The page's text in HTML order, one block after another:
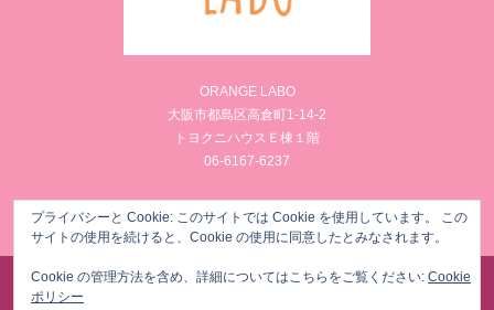
ORANGE LABO
大阪市都島区高倉町1-14-2
トヨクニハウスＥ棟１階
06-6167-6237
Facebook
Instagram
©様々な女性のからだのお悩みを筋膜リリースでメンテナンス ORANGE LABO . All Rights
プライバシーと Cookie: このサイトでは Cookie を使用しています。 この
サイトの使用を続けると、Cookie の使用に同意したとみなされます。
Cookie の管理方法を含め、詳細についてはこちらをご覧ください: Cookie
ポリシー